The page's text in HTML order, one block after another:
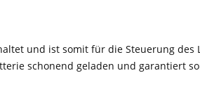
und ist somit für die Steuerung
schonend geladen und garantiert